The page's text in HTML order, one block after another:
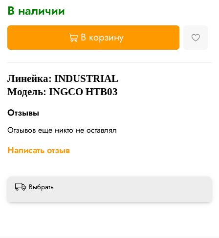
В наличии
В корзину
Линейка: INDUSTRIAL
Модель: INGCO HTB03
Отзывы
Отзывов еще никто не оставлял
Написать отзыв
Выбрать